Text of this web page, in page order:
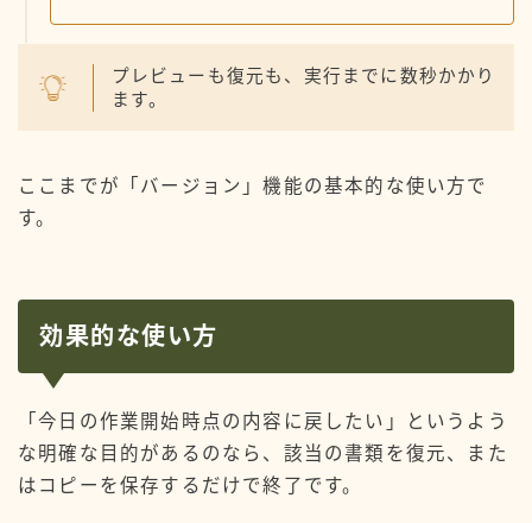
プレビューも復元も、実行までに数秒かかり
ます。
ここまでが「バージョン」機能の基本的な使い方で
す。
効果的な使い方
「今日の作業開始時点の内容に戻したい」というよう
な明確な目的があるのなら、該当の書類を復元、また
はコピーを保存するだけで終了です。